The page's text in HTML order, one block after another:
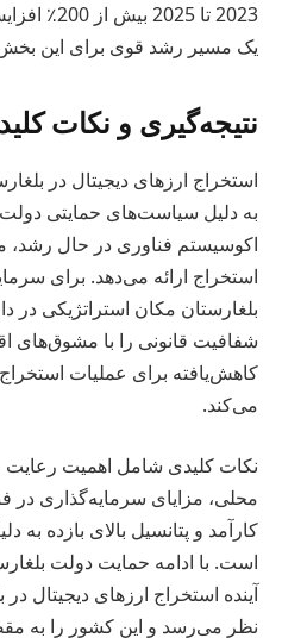
2023 تا
یک مسیر رشد قوی برای این
نتیجه‌گیری و نکات
استخراج ارزهای دیجیتال در
به دلیل سیاست‌های حمایتی
اکوسیستم فناوری در حال رشد،
استخراج ارائه می‌دهد. برای
بلغارستان مکان استراتژیکی در
شفافیت قانونی را با مشوق‌های
کاهش‌یافته برای عملیات
می‌کند.
نکات کلیدی شامل اهمیت رعایت
محلی، مزایای سرمایه‌گذاری در
کارآمد و پتانسیل بالای بازده
است. با ادامه حمایت دولت
آینده استخراج ارزهای دیجیتال در
نظر می‌رسد و این کشور را به